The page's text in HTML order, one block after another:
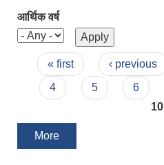
आर्थिक वर्ष
Pages
« first ‹ previous
4
5 6
10
More